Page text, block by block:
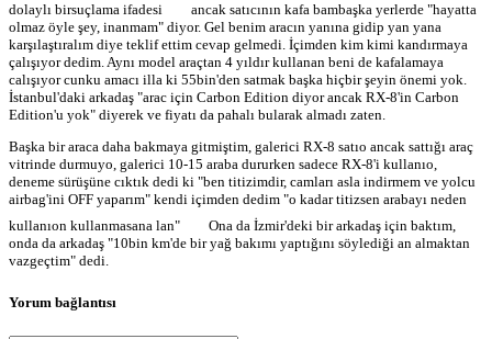
dolaylı birsuçlama ifadesi
ancak satıcının kafa bambaşka yerlerde "hayatta
olmaz öyle şey, inanmam" diyor. Gel benim aracın yanına gidip yan yana
karşılaştıralım diye teklif ettim cevap gelmedi. İçimden kim kimi kandırmaya
çalışıyor dedim. Aynı model araçtan 4 yıldır kullanan beni de kafalamaya
calışıyor cunku amacı illa ki 55bin'den satmak başka hiçbir şeyin önemi yok.
İstanbul'daki arkadaş "arac için Carbon Edition diyor ancak RX-8'in Carbon
Edition'u yok" diyerek ve fiyatı da pahalı bularak almadı zaten.
Başka bir araca daha bakmaya gitmiştim, galerici RX-8 satıo ancak sattığı araç
vitrinde durmuyo, galerici 10-15 araba dururken sadece RX-8'i kullanıo,
deneme sürüşüne cıktık dedi ki "ben titizimdir, camları asla indirmem ve yolcu
airbag'ini OFF yaparım" kendi içimden dedim "o kadar titizsen arabayı neden
kullanıon kullanmasana lan"
Ona da İzmir'deki bir arkadaş için baktım,
onda da arkadaş "10bin km'de bir yağ bakımı yaptığını söylediği an almaktan
vazgeçtim" dedi.
Yorum bağlantısı